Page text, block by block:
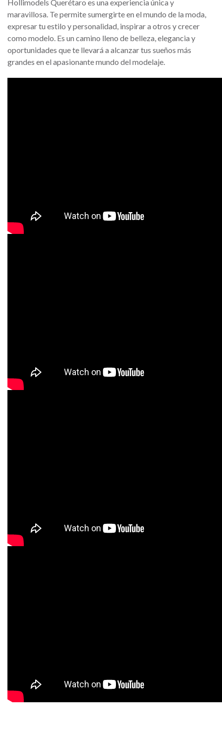
Hollimodels Querétaro es una experiencia única y
maravillosa. Te permite sumergirte en el mundo de la moda,
expresar tu estilo y personalidad, inspirar a otros y crecer
como modelo. Es un camino lleno de belleza, elegancia y
oportunidades que te llevará a alcanzar tus sueños más
grandes en el apasionante mundo del modelaje.